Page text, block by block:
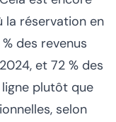
la réservation en
des revenus
et 72 % des
plutôt que
selon